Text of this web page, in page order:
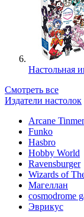
Настольная
Смотреть все
Издатели настолок
Arcane
Funko
Hasbro
Hobby World
Ravensburger
Wizards of
Магеллан
сosmodrome
Эврикус